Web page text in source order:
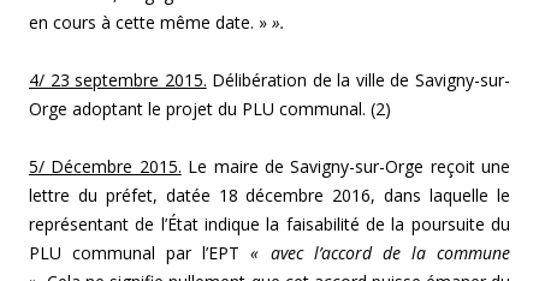
en cours à cette même date. » ».
4/ 23 septembre 2015. Délibération de la ville de Savigny-sur-
Orge adoptant le projet du PLU communal. (2)
5/ Décembre 2015. Le maire de Savigny-sur-Orge reçoit une
lettre du préfet, datée 18 décembre 2016, dans laquelle le
représentant de l’État indique la faisabilité de la poursuite du
PLU communal par l’EPT« avec l’accord de la commune